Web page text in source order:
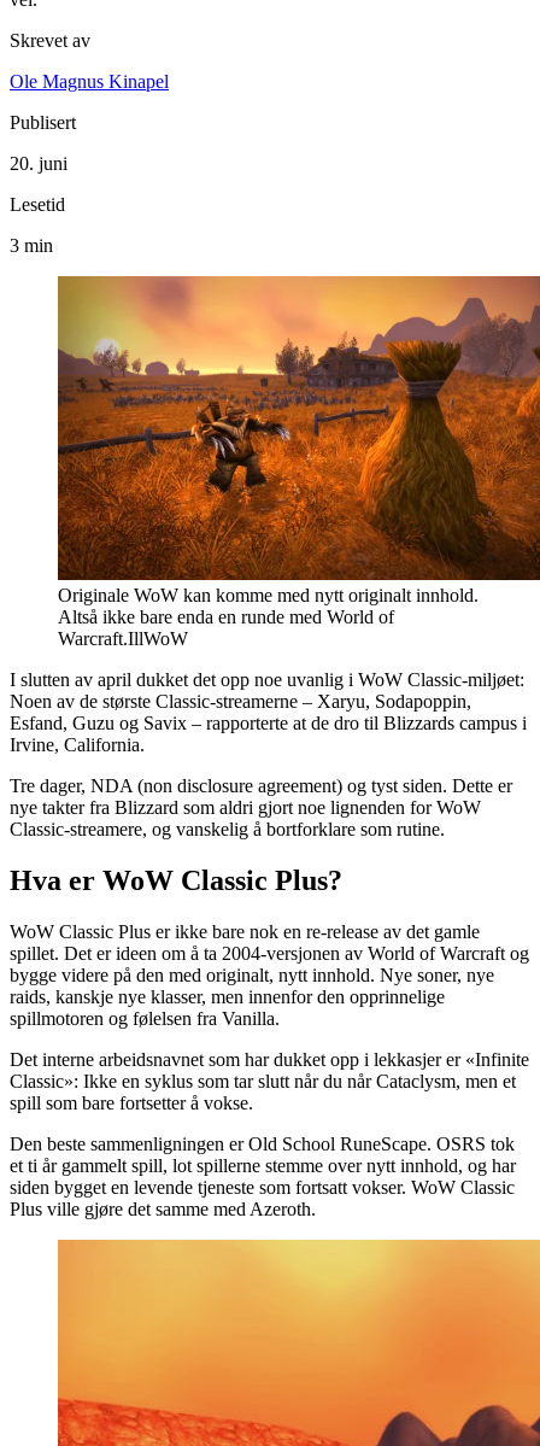
Skrevet av
Ole Magnus Kinapel
Publisert
20. juni
Lesetid
3 min
Originale WoW kan komme med nytt originalt innhold.
Altså ikke bare enda en runde med World of
Warcraft.IllWoW
I slutten av april dukket det opp noe uvanlig i WoW Classic-miljøet:
Noen av de største Classic-streamerne – Xaryu, Sodapoppin,
Esfand, Guzu og Savix – rapporterte at de dro til Blizzards campus i
Irvine, California.
Tre dager, NDA (non disclosure agreement) og tyst siden. Dette er
nye takter fra Blizzard som aldri gjort noe lignenden for WoW
Classic-streamere, og vanskelig å bortforklare som rutine.
Hva er WoW Classic Plus?
WoW Classic Plus er ikke bare nok en re-release av det gamle
spillet. Det er ideen om å ta 2004-versjonen av World of Warcraft og
bygge videre på den med originalt, nytt innhold. Nye soner, nye
raids, kanskje nye klasser, men innenfor den opprinnelige
spillmotoren og følelsen fra Vanilla.
Det interne arbeidsnavnet som har dukket opp i lekkasjer er «Infinite
Classic»: Ikke en syklus som tar slutt når du når Cataclysm, men et
spill som bare fortsetter å vokse.
Den beste sammenligningen er Old School RuneScape. OSRS tok
et ti år gammelt spill, lot spillerne stemme over nytt innhold, og har
siden bygget en levende tjeneste som fortsatt vokser. WoW Classic
Plus ville gjøre det samme med Azeroth.